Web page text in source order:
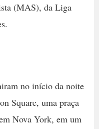
(MAS), da Liga
no início da noite
Square, uma praça
Nova York, em um